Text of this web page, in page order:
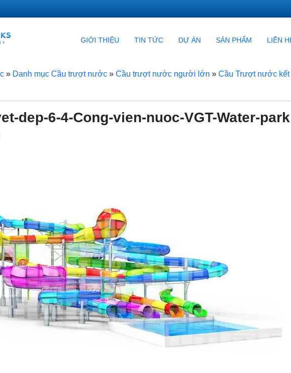
GIỚI THIỆU TIN TỨC DỰ ÁN SẢN PHẨM LIÊN
» Danh mục Cầu trượt nước» Cầu trượt nước người lớn » Cầu Trượt nước kết
dep-6-4-Cong-vien-nuoc-VGT-Water-park